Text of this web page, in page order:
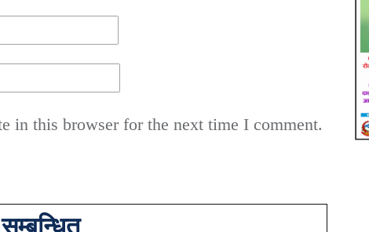
in this browser for the next time I comment.
सम्बन्धित